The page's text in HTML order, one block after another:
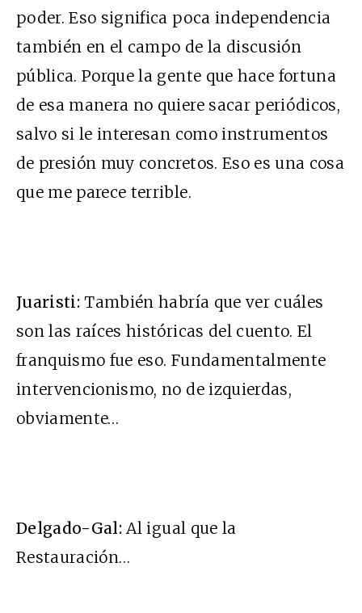
poder. Eso significa poca independencia
también en el campo de la discusión
pública. Porque la gente que hace fortuna
de esa manera no quiere sacar periódicos,
salvo si le interesan como instrumentos
de presión muy concretos. Eso es una cosa
que me parece terrible.
Juaristi: También habría que ver cuáles
son las raíces históricas del cuento. El
franquismo fue eso. Fundamentalmente
intervencionismo, no de izquierdas,
obviamente…
Delgado-Gal: Al igual que la
Restauración…